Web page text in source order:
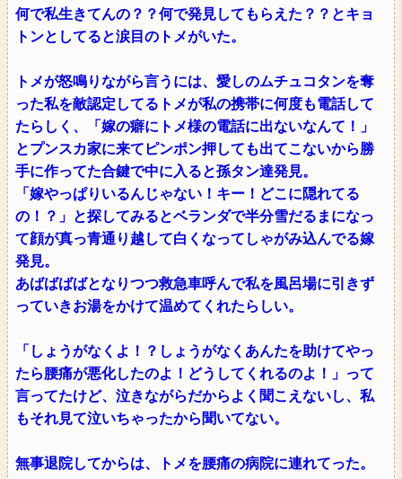
何で私生きてんの？？何で発見してもらえた？？とキョ
トンとしてると涙目のトメがいた。
トメが怒鳴りながら言うには、愛しのムチュコタンを奪
った私を敵認定してるトメが私の携帯に何度も電話して
たらしく、「嫁の癖にトメ様の電話に出ないなんて！」
とプンスカ家に来てピンポン押しても出てこないから勝
手に作ってた合鍵で中に入ると孫タン達発見。
「嫁やっぱりいるんじゃない！キー！どこに隠れてる
の！？」と探してみるとベランダで半分雪だるまになっ
て顔が真っ青通り越して白くなってしゃがみ込んでる嫁
発見。
あばばばばとなりつつ救急車呼んで私を風呂場に引きず
っていきお湯をかけて温めてくれたらしい。
「しょうがなくよ！？しょうがなくあんたを助けてやっ
たら腰痛が悪化したのよ！どうしてくれるのよ！」って
言ってたけど、泣きながらだからよく聞こえないし、私
もそれ見て泣いちゃったから聞いてない。
無事退院してからは、トメを腰痛の病院に連れてった。